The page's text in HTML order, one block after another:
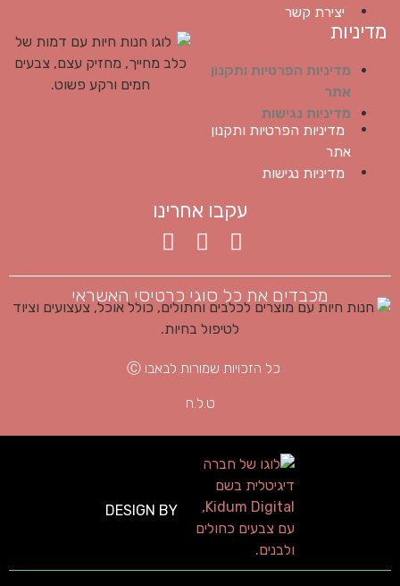
יצירת קשר
מדיניות
מדיניות הפרטיות ותקנון
אתר
מדיניות נגישות
מדיניות הפרטיות ותקנון
אתר
מדיניות נגישות
עקבו אחרינו
מכבדים את כל סוגי כרטיסי האשראי
כל הזכויות שמורות לבאבו Ⓒ
ט.ל.ח
DESIGN BY